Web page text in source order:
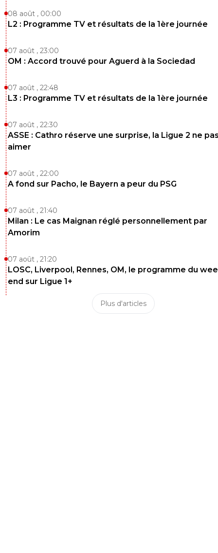
08 août , 00:00
L2 : Programme TV et résultats de la 1ère journée
07 août , 23:00
OM : Accord trouvé pour Aguerd à la Sociedad
07 août , 22:48
L3 : Programme TV et résultats de la 1ère journée
07 août , 22:30
ASSE : Cathro réserve une surprise, la Ligue 2 ne
aimer
07 août , 22:00
A fond sur Pacho, le Bayern a peur du PSG
07 août , 21:40
Milan : Le cas Maignan réglé personnellement par
Amorim
07 août , 21:20
LOSC, Liverpool, Rennes, OM, le programme du
end sur Ligue 1+
Plus d'articles